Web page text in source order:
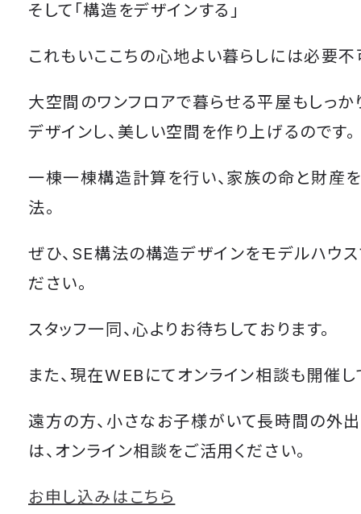
そして「構造をデザインする」
これもいここちの心地よい暮らしには必要不
大空間のワンフロアで暮らせる平屋もしっか
デザインし、美しい空間を作り上げるのです。
一棟一棟構造計算を行い、家族の命と財産
法。
ぜひ、SE構法の構造デザインをモデルハウ
ださい。
スタッフ一同、心よりお待ちしております。
また、現在WEBにてオンライン相談も開催し
遠方の方、小さなお子様がいて長時間の外
は、オンライン相談をご活用ください。
お申し込みはこちら